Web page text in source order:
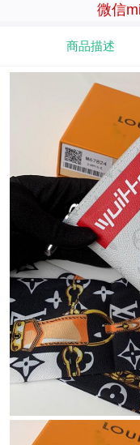
微信
商品描述